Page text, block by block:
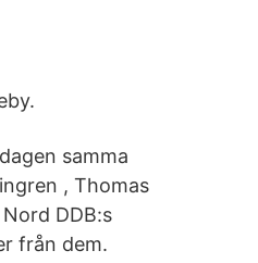
samma
, Thomas
DDB:s
från dem.